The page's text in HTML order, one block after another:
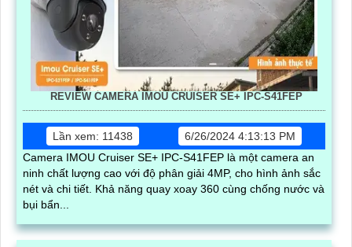
REVIEW CAMERA IMOU CRUISER SE+ IPC-S41FEP
Lần xem: 11438
6/26/2024 4:13:13 PM
Camera IMOU Cruiser SE+ IPC-S41FEP là một camera an
ninh chất lượng cao với độ phân giải 4MP, cho hình ảnh sắc
nét và chi tiết. Khả năng quay xoay 360 cùng chống nước và
bụi bẩn...